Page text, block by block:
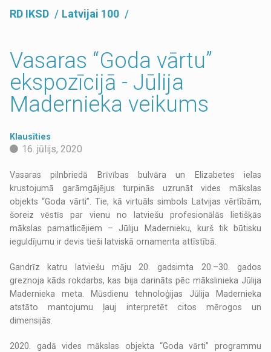
RD IKSD Latvijai 100
Vasaras “Goda vārtu”
ekspozīcijā - Jūlija
Madernieka veikums
Klausīties
16. jūlijs, 2020
Vasaras pilnbriedā Brīvības bulvāra un Elizabetes ielas
krustojumā garāmgājējus turpinās uzrunāt vides mākslas
objekts “Goda vārti”. Tie, kā virtuāls simbols Latvijas vērtībām,
šoreiz vēstīs par vienu no latviešu profesionālās lietišķās
mākslas pamatlicējiem – Jūliju Madernieku, kurš tik būtisku
ieguldījumu ir devis tieši latviskā ornamenta attīstībā.
Gandrīz katru latviešu māju 20. gadsimta 20.–30. gados
greznoja kāds rokdarbs, kas bija darināts pēc mākslinieka Jūlija
Madernieka meta. Mūsdienu tehnoloģijas Jūlija Madernieka
atstāto mantojumu ļauj interpretēt citos mērogos un
dimensijās.
2020. gadā vides mākslas objekta “Goda vārti” programmu